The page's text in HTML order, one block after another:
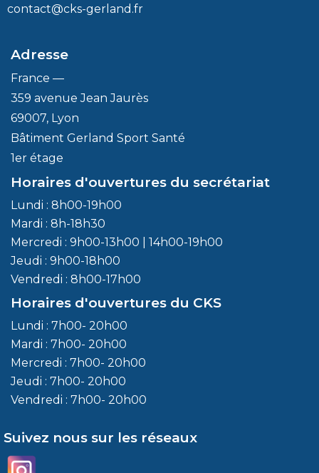
contact@cks-gerland.fr
Adresse
France —
359 avenue Jean Jaurès
69007, Lyon
Bâtiment Gerland Sport Santé
1er étage
Horaires d'ouvertures du secrétariat
Lundi : 8h00-19h00
Mardi : 8h-18h30
Mercredi : 9h00-13h00 | 14h00-19h00
Jeudi : 9h00-18h00
Vendredi : 8h00-17h00
Horaires d'ouvertures du CKS
Lundi : 7h00- 20h00
Mardi : 7h00- 20h00
Mercredi : 7h00- 20h00
Jeudi : 7h00- 20h00
Vendredi : 7h00- 20h00
Suivez nous sur les réseaux